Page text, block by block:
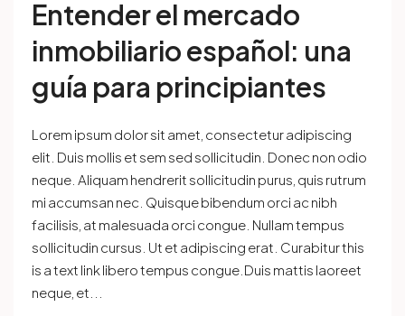
Entender el mercado
inmobiliario español: una
guía para principiantes
Lorem ipsum dolor sit amet, consectetur adipiscing
elit. Duis mollis et sem sed sollicitudin. Donec non odio
neque. Aliquam hendrerit sollicitudin purus, quis rutrum
mi accumsan nec. Quisque bibendum orci ac nibh
facilisis, at malesuada orci congue. Nullam tempus
sollicitudin cursus. Ut et adipiscing erat. Curabitur this
is a text link libero tempus congue.Duis mattis laoreet
neque, et...